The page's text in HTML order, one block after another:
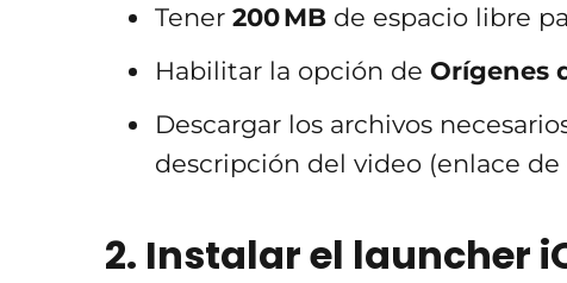
Tener 200 MB de espacio libre
Habilitar la opción de Orígenes
Descargar los archivos
descripción del video (enlace de
2. Instalar el launcher